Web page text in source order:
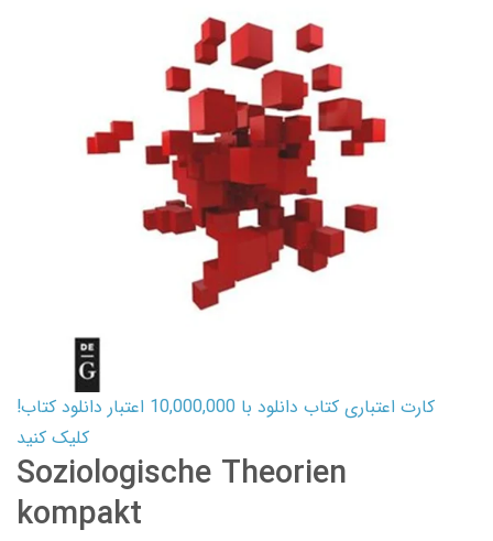
کارت اعتباری کتاب دانلود با 10,000,000 اعتبار دانلود کتاب!
کلیک کنید
Soziologische Theorien
kompakt